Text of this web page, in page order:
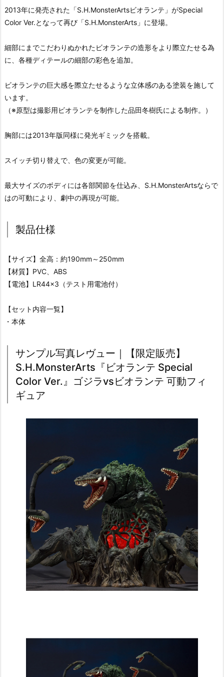
2013年に発売された「S.H.MonsterArtsビオランテ」がSpecial
Color Ver.となって再び「S.H.MonsterArts」に登場。
細部にまでこだわりぬかれたビオランテの造形をより際立たせる為
に、各種ディテールの細部の彩色を追加。
ビオランテの巨大感を際立たせるような立体感のある塗装を施して
います。
（※原型は撮影用ビオランテを制作した品田冬樹氏による制作。）
胸部には2013年版同様に発光ギミックを搭載。
スイッチ切り替えで、色の変更が可能。
最大サイズのボディには各部関節を仕込み、S.H.MonsterArtsならで
はの可動により、劇中の再現が可能。
製品仕様
【サイズ】全高：約190mm～250mm
【材質】PVC、ABS
【電池】LR44×3（テスト用電池付）
【セット内容一覧】
・本体
サンプル写真レヴュー｜【限定販売】
S.H.MonsterArts『ビオランテ Special
Color Ver.』ゴジラvsビオランテ 可動フィ
ギュア